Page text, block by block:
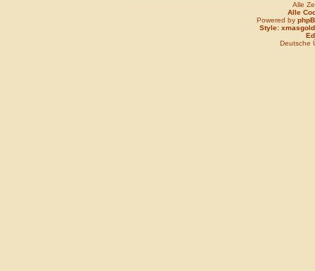
Alle
Alle
Powered by
Style: xmasgold
Deutsche